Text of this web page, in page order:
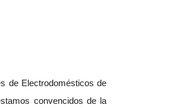
de Electrodomésticos de
convencidos de la